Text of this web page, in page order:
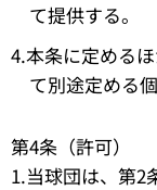
て提供する。
4.本条に定める
て別途定める
第4条（許可）
1.当球団は、第2